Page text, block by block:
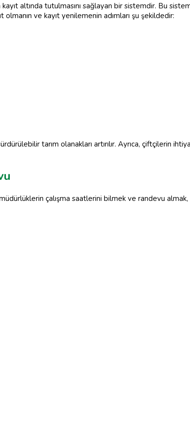
altında tutulmasını sağlayan bir sistemdir. Bu
ve kayıt yenilemenin adımları şu şekildedir:
tarım olanakları artırılır. Ayrıca, çiftçilerin
çalışma saatlerini bilmek ve randevu